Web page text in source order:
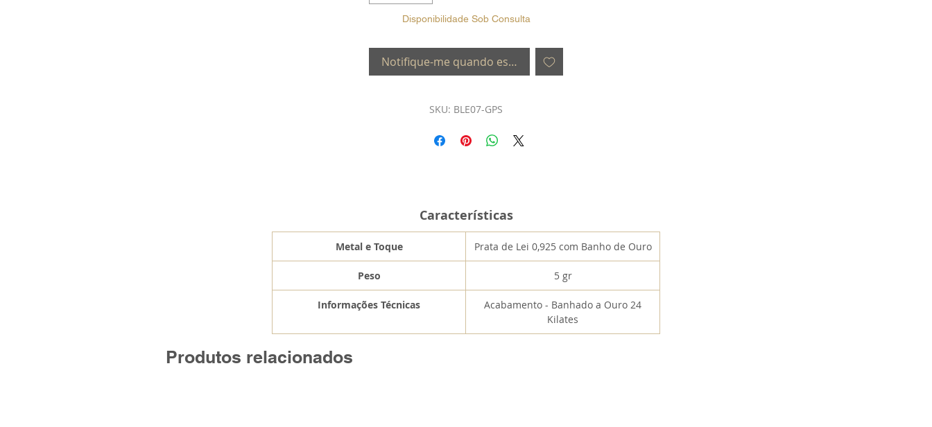
Disponibilidade Sob Consulta
Notifique-me quando estiver disponível
SKU: BLE07-GPS
Características
Metal e Toque Prata de Lei 0,925 com Banho de Ouro
Peso 5 gr
Informações Técnicas
Acabamento - Banhado a Ouro 24
Kilates
Produtos relacionados